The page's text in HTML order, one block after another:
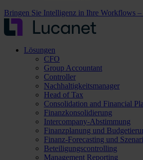
Bringen Sie Intelligenz in Ihre Workflows
Lösungen
CFO
Group Accountant
Controller
Nachhaltigkeitsmanager
Head of Tax
Consolidation and Financial
Finanzkonsolidierung
Intercompany-Abstimmung
Finanzplanung und
Finanz-Forecasting und
Beteiligungscontrolling
Management Reporting